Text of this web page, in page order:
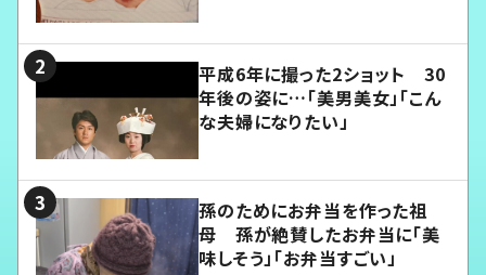
平成6年に撮った2ショット 30
年後の姿に…「美男美女」「こん
な夫婦になりたい」
孫のためにお弁当を作った祖
母 孫が絶賛したお弁当に「美
味しそう」「お弁当すごい」